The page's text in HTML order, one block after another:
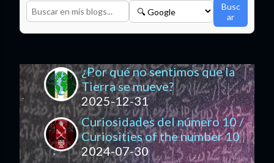
Busc
ar
¿Por qué no sentimos que la
Tierra se mueve?
2025-12-31
Curiosidades del número 10 /
Curiosities of the number 10
2024-07-30